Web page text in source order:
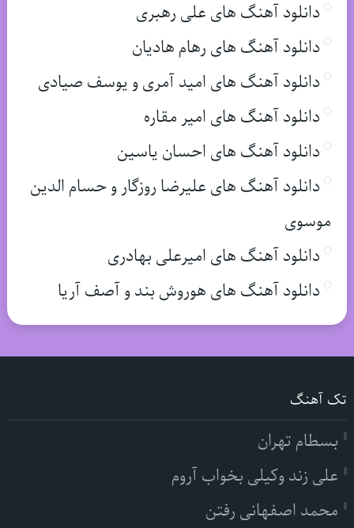
دانلود آهنگ های علی رهبری
دانلود آهنگ های رهام هادیان
دانلود آهنگ های امید آمری و یوسف صیادی
دانلود آهنگ های امیر مقاره
دانلود آهنگ های احسان یاسین
دانلود آهنگ های علیرضا روزگار و حسام الدین
موسوی
دانلود آهنگ های امیرعلی بهادری
دانلود آهنگ های هوروش بند و آصف آریا
تک آهنگ
بسطام تهران
علی زند وکیلی بخواب آروم
محمد اصفهانی رفتن